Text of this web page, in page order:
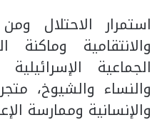
استمرار الاحتلال
والانتقامية وماكنة
الجماعية
والنساء والشيوخ،
والإنسانية وممارسة